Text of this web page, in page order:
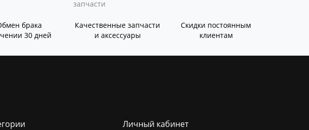
брака
30 дней
Качественные запчасти
и аксессуары
Скидки постоянным
клиентам
Личный кабинет